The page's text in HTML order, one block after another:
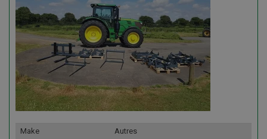
Make
Autres